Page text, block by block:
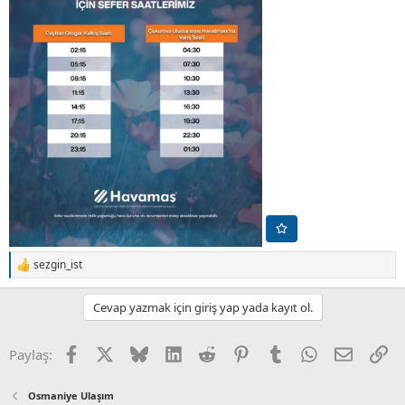
T
e
e
sezgin_ist
Cevap yazmak için giriş yap yada kayıt ol.
Paylaş: FacebookX (Twitter)
BlueskyLinkedInReddit PinterestTumblr WhatsApp
E-posta
Osmaniye Ulaşım